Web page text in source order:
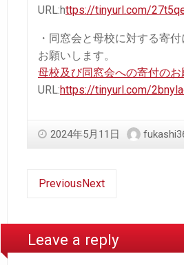
URL:https://tinyurl.com/
・同窓会と母校に対する寄
お願いします。
母校及び同窓会への寄付のお
URL:https://tinyurl.com/
2024年5月11日
PreviousNext
Leave a reply